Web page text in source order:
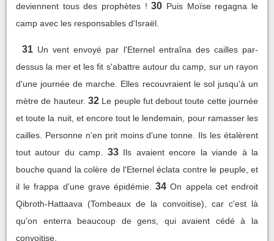
deviennent tous des prophètes ! 30 Puis Moïse regagna le
camp avec les responsables d'Israël.
31 Un vent envoyé par l'Eternel entraîna des cailles par-
dessus la mer et les fit s'abattre autour du camp, sur un rayon
d'une journée de marche. Elles recouvraient le sol jusqu'à un
mètre de hauteur. 32 Le peuple fut debout toute cette journée
et toute la nuit, et encore tout le lendemain, pour ramasser les
cailles. Personne n'en prit moins d'une tonne. Ils les étalèrent
tout autour du camp.
33 Ils avaient encore la viande à la
bouche quand la colère de l'Eternel éclata contre le peuple, et
il le frappa d'une grave épidémie.
34 On appela cet endroit
Qibroth-Hattaava (Tombeaux de la convoitise), car c'est là
qu'on enterra beaucoup de gens, qui avaient cédé à la
convoitise.